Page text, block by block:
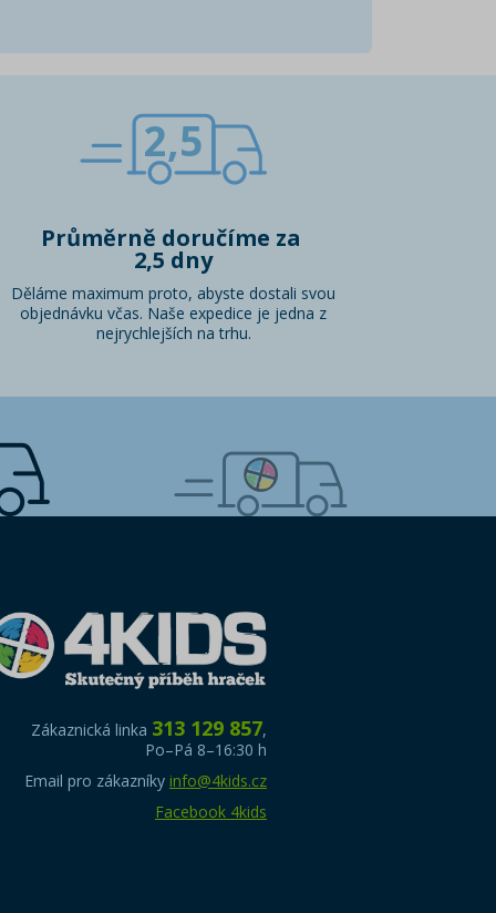
2,5
Průměrně doručíme za
2,5 dny
Děláme maximum proto, abyste dostali svou
objednávku včas. Naše expedice je jedna z
nejrychlejších na trhu.
Zákaznická linka 313 129 857,
Po–Pá 8–16:30 h
Email pro zákazníky info@4kids.cz
Facebook 4kids